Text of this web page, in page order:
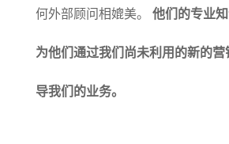
何外部顾问相媲美。 他们的专业
为他们通过我们尚未利用的新的
导我们的业务。